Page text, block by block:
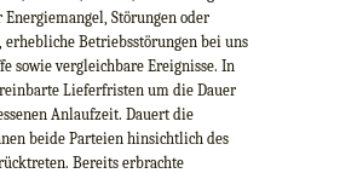
Störungen oder
Betriebsstörungen bei uns
sowie vergleichbare Ereignisse. In
Lieferfristen um die Dauer
Anlaufzeit. Dauert die
beide Parteien hinsichtlich des
Bereits erbrachte